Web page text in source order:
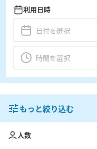
利用日時
もっと絞り込む
人数